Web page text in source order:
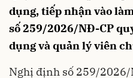
dụng, tiếp nhận vào
số 259/2026/NĐ-CP
dụng và quản lý viên
Nghị định số 259/